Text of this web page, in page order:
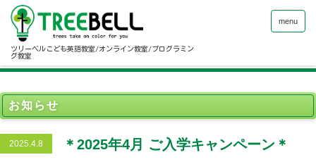
ツリーベルこども英語教室/オンライン教室/プログラミン
グ教室
menu
お知らせ
2025.4.8 ＊2025年4月 ご入学キャンペーン＊